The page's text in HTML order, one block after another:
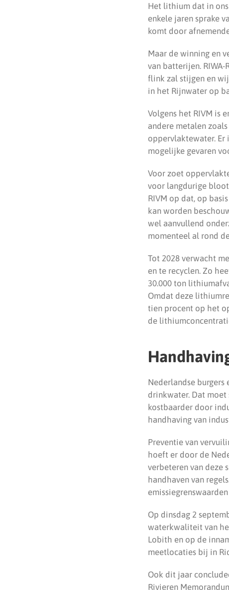
Het lithium dat in
enkele jaren sprake
komt door
Maar de winning en
van batterijen.
flink zal stijgen en
in het Rijnwater op
Volgens het RIVM is
andere metalen
oppervlaktewater.
mogelijke gevaren
Voor zoet
voor langdurige
RIVM op dat, op
kan worden
wel aanvullend
momenteel al rond
Tot 2028 verwacht
en te recyclen. Zo
30.000 ton
Omdat deze
tien procent op het
de
Nederlandse
drinkwater. Dat
kostbaarder door
handhaving van
Preventie van
hoeft er door de
verbeteren van deze
handhaven van
Op dinsdag 2
waterkwaliteit van
Lobith en op de
meetlocaties bij in
Ook dit jaar
Rivieren